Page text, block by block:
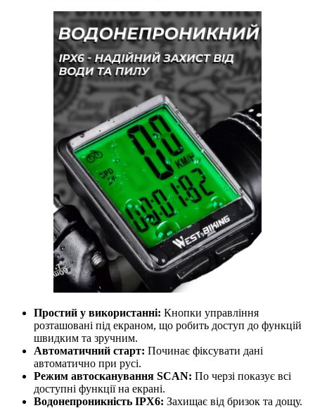
Простий у використанні: Кнопки управління
розташовані під екраном, що робить доступ до функцій
швидким та зручним.
Автоматичний старт: Починає фіксувати дані
автоматично при русі.
Режим автосканування SCAN: По черзі показує всі
доступні функції на екрані.
Водонепроникність IPX6: Захищає від бризок та дощу.